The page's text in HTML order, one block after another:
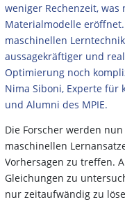
weniger Rechenzeit,
Materialmodelle
maschinellen
aussagekräftiger und
Optimierung noch
Nima Siboni, Experte für
und Alumni des MPIE.
Die Forscher werden
maschinellen
Vorhersagen zu treffen.
Gleichungen zu
nur zeitaufwändig zu